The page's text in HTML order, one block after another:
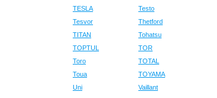
TESLA
Testo
Tesvor
Thetford
TITAN
Tohatsu
TOPTUL
TOR
Toro
TOTAL
Toua
TOYAMA
Uni
Vaillant